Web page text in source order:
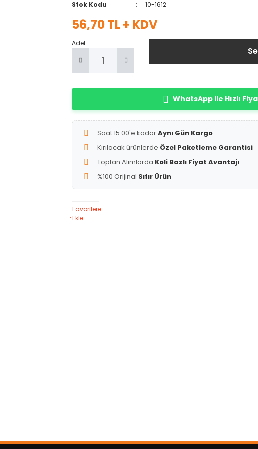
Stok Kodu
10-1612
56,70 TL + KDV
Adet
WhatsApp ile Hızlı
Saat 15:00'e kadarAynı Gün Kargo
Kırılacak ürünlerde Özel Paketleme Garantisi
Toptan Alımlarda Koli Bazlı Fiyat Avantajı
%100 Orijinal Sıfır Ürün
Favorilere
Ekle